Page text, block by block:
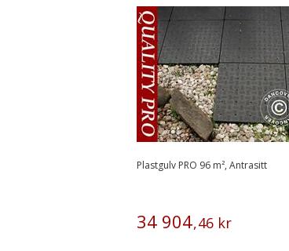
Plastgulv PRO 96 m², Antrasitt
34 904,46 kr